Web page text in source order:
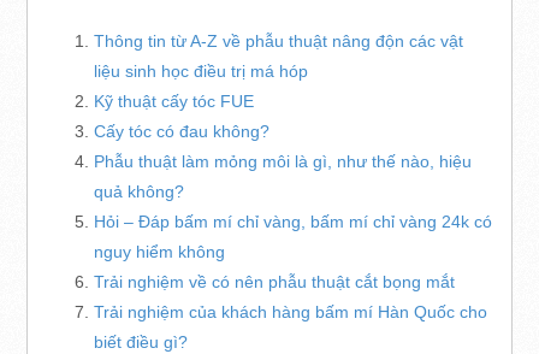
Thông tin từ A-Z về phẫu thuật nâng độn các vật
liệu sinh học điều trị má hóp
Kỹ thuật cấy tóc FUE
Cấy tóc có đau không?
Phẫu thuật làm mỏng môi là gì, như thế nào, hiệu
quả không?
Hỏi – Đáp bấm mí chỉ vàng, bấm mí chỉ vàng 24k có
nguy hiểm không
Trải nghiệm về có nên phẫu thuật cắt bọng mắt
Trải nghiệm của khách hàng bấm mí Hàn Quốc cho
biết điều gì?